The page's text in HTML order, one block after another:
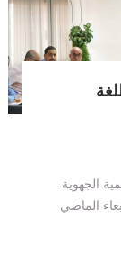
الجهوية
الماضي